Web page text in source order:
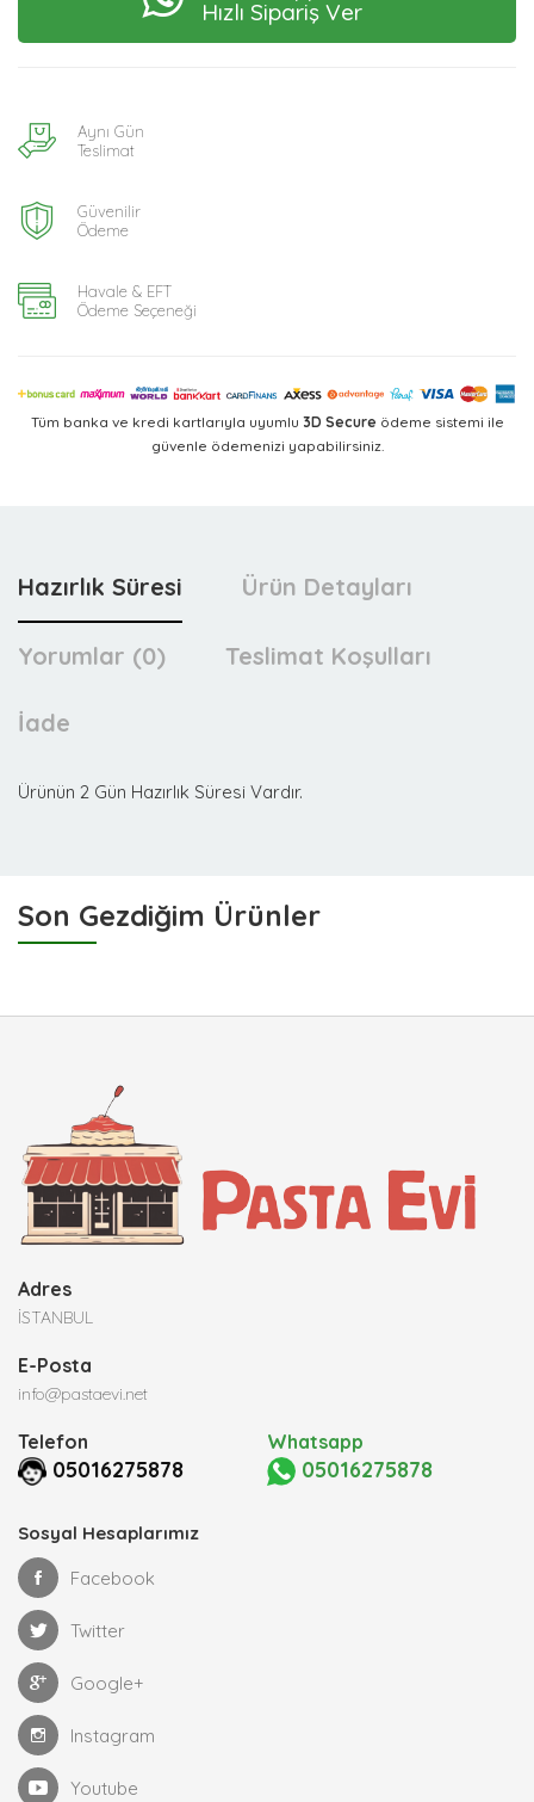
Hızlı Sipariş Ver
Aynı Gün
Teslimat
Güvenilir
Ödeme
Havale & EFT
Ödeme Seçeneği
Tüm banka ve kredi kartlarıyla uyumlu 3D Secure ödeme sistemi ile
güvenle ödemenizi yapabilirsiniz.
Hazırlık Süresi Ürün Detayları
Yorumlar (0) Teslimat Koşulları
İade
Ürünün 2 Gün Hazırlık Süresi Vardır.
Son Gezdiğim Ürünler
Adres
İSTANBUL
E-Posta
info@pastaevi.net
Telefon
05016275878
Whatsapp
05016275878
Sosyal Hesaplarımız
Facebook
Twitter
Google+
Instagram
Youtube